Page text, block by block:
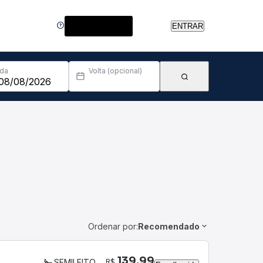
ENTRAR
Volta (opcional)
Ordenar por:Recomendado
R$ 139,99